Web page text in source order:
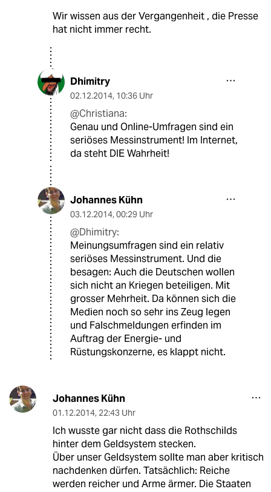
Wir wissen aus der Vergangenheit , die Presse
hat nicht immer recht.
Dhimitry
02.12.2014, 10:36 Uhr
@Christiana:
Genau und Online-Umfragen sind ein
seriöses Messinstrument! Im Internet,
da steht DIE Wahrheit!
Johannes Kühn
03.12.2014, 00:29 Uhr
@Dhimitry:
Meinungsumfragen sind ein relativ
seriöses Messinstrument. Und die
besagen: Auch die Deutschen wollen
sich nicht an Kriegen beteiligen. Mit
grosser Mehrheit. Da können sich die
Medien noch so sehr ins Zeug legen
und Falschmeldungen erfinden im
Auftrag der Energie- und
Rüstungskonzerne, es klappt nicht.
Johannes Kühn
01.12.2014, 22:43 Uhr
Ich wusste gar nicht dass die Rothschilds
hinter dem Geldsystem stecken.
Über unser Geldsystem sollte man aber kritisch
nachdenken dürfen. Tatsächlich: Reiche
werden reicher und Arme ärmer. Die Staaten